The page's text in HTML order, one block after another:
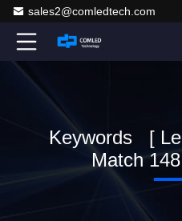
sales2@comledtech.com
Keywords [
Match